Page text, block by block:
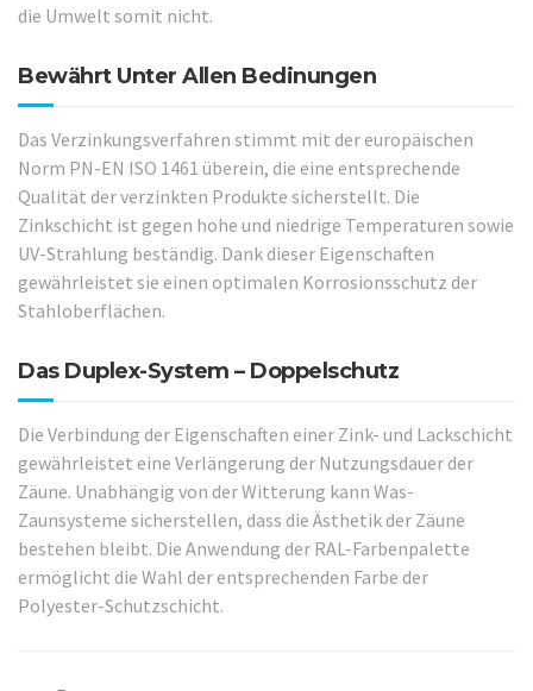
die Umwelt somit nicht.
Bewährt Unter Allen Bedinungen
Das Verzinkungsverfahren stimmt mit der europäischen
Norm PN-EN ISO 1461 überein, die eine entsprechende
Qualität der verzinkten Produkte sicherstellt. Die
Zinkschicht ist gegen hohe und niedrige Temperaturen sowie
UV-Strahlung beständig. Dank dieser Eigenschaften
gewährleistet sie einen optimalen Korrosionsschutz der
Stahloberflächen.
Das Duplex-System – Doppelschutz
Die Verbindung der Eigenschaften einer Zink- und Lackschicht
gewährleistet eine Verlängerung der Nutzungsdauer der
Zäune. Unabhängig von der Witterung kann Was-
Zaunsysteme sicherstellen, dass die Ästhetik der Zäune
bestehen bleibt. Die Anwendung der RAL-Farbenpalette
ermöglicht die Wahl der entsprechenden Farbe der
Polyester-Schutzschicht.